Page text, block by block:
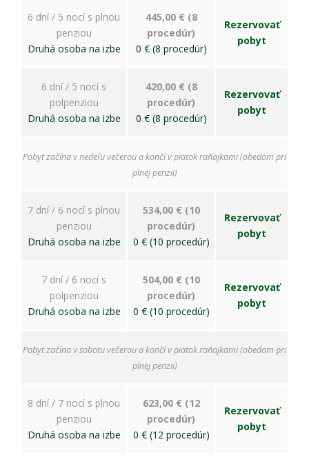
6 dní / 5 nocí s plnou
penziou
Druhá osoba na izbe
445,00 € (8
procedúr)
0 € (8 procedúr)
Rezervovať
pobyt
6 dní / 5 nocí s
polpenziou
Druhá osoba na izbe
420,00 € (8
procedúr)
0 € (8 procedúr)
Rezervovať
pobyt
Pobyt začína v nedeľu večerou a končí v piatok raňajkami (obedom pri
plnej penzii)
7 dní / 6 nocí s plnou
penziou
Druhá osoba na izbe
534,00 € (10
procedúr)
0 € (10 procedúr)
Rezervovať
pobyt
7 dní / 6 nocí s
polpenziou
Druhá osoba na izbe
504,00 € (10
procedúr)
0 € (10 procedúr)
Rezervovať
pobyt
Pobyt začína v sobotu večerou a končí v piatok raňajkami (obedom pri
plnej penzii)
8 dní / 7 nocí s plnou
penziou
Druhá osoba na izbe
623,00 € (12
procedúr)
0 € (12 procedúr)
Rezervovať
pobyt